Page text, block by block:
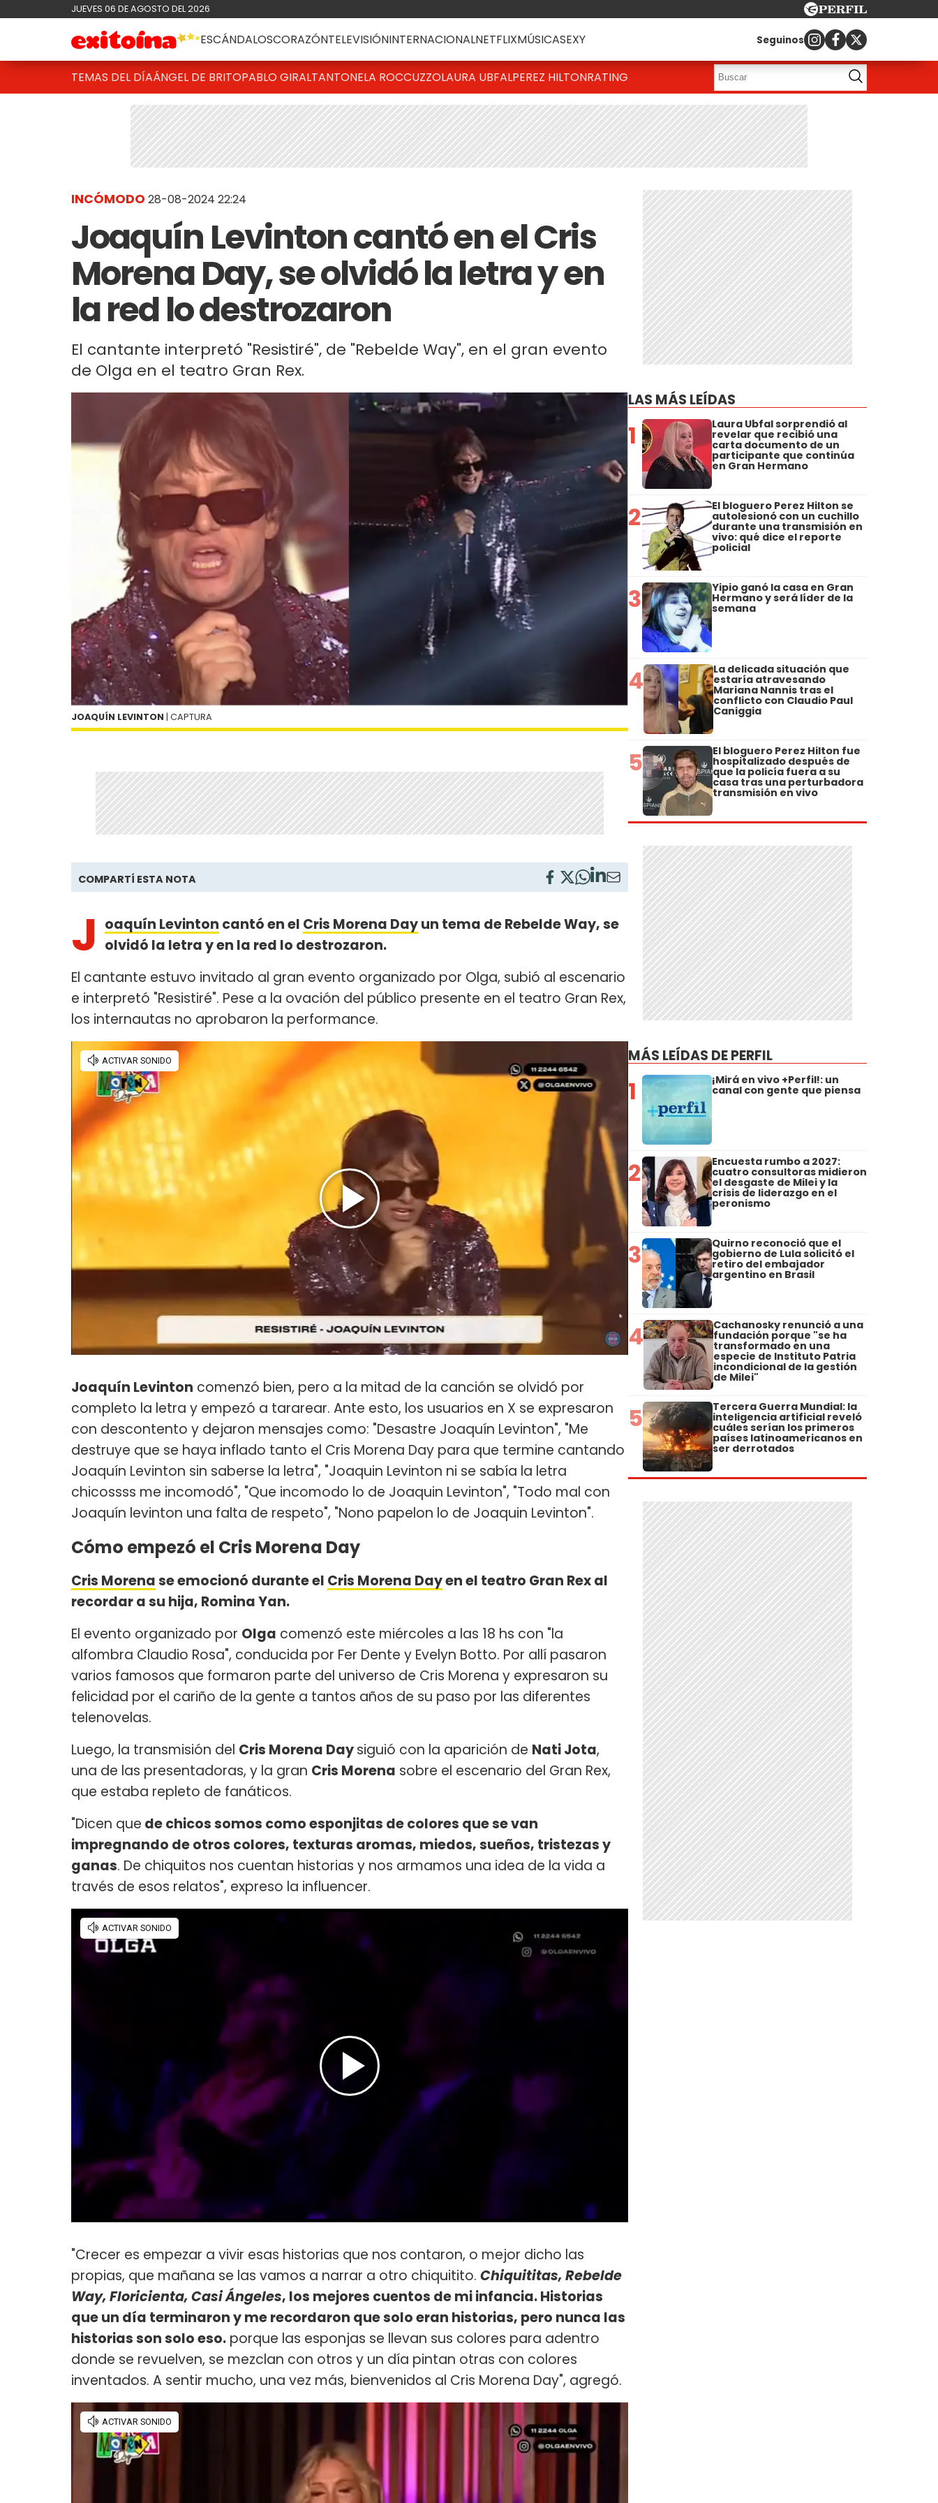
JUEVES 06 DE AGOSTO DEL 2026
ESCÁNDALOSCORAZÓNTELEVISIÓNINTERNACIONALNETFLIXMÚSICASEXY Seguinos
TEMAS DEL DÍAÁNGEL DE BRITOPABLO GIRALTANTONELA ROCCUZZOLAURA UBFALPEREZ HILTONRATING
INCÓMODO 28-08-2024 22:24
Joaquín Levinton cantó en el Cris
Morena Day, se olvidó la letra y en
la red lo destrozaron
El cantante interpretó "Resistiré", de "Rebelde Way", en el gran evento
de Olga en el teatro Gran Rex.
JOAQUÍN LEVINTON | CAPTURA
COMPARTÍ ESTA NOTA
J oaquín Levinton cantó en el Cris Morena Dayun tema de Rebelde Way, se
olvidó la letra y en la red lo destrozaron.
El cantante estuvo invitado al gran evento organizado por Olga, subió al escenario
e interpretó "Resistiré". Pese a la ovación del público presente en el teatro Gran Rex,
los internautas no aprobaron la performance.
Joaquín Levinton comenzó bien, pero a la mitad de la canción se olvidó por
completo la letra y empezó a tararear. Ante esto, los usuarios en X se expresaron
con descontento y dejaron mensajes como: "Desastre Joaquín Levinton", "Me
destruye que se haya inflado tanto el Cris Morena Day para que termine cantando
Joaquín Levinton sin saberse la letra", "Joaquin Levinton ni se sabía la letra
chicossss me incomodó", "Que incomodo lo de Joaquin Levinton", "Todo mal con
Joaquín levinton una falta de respeto", "Nono papelon lo de Joaquin Levinton".
Cómo empezó el Cris Morena Day
Cris Morenase emocionó durante el Cris Morena Dayen el teatro Gran Rex al
recordar a su hija, Romina Yan.
El evento organizado por Olga comenzó este miércoles a las 18 hs con "la
alfombra Claudio Rosa", conducida por Fer Dente y Evelyn Botto. Por allí pasaron
varios famosos que formaron parte del universo de Cris Morena y expresaron su
felicidad por el cariño de la gente a tantos años de su paso por las diferentes
telenovelas.
Luego, la transmisión del Cris Morena Daysiguió con la aparición de Nati Jota,
una de las presentadoras, y la gran Cris Morena sobre el escenario del Gran Rex,
que estaba repleto de fanáticos.
"Dicen que de chicos somos como esponjitas de colores que se van
impregnando de otros colores, texturas aromas, miedos, sueños, tristezas y
ganas. De chiquitos nos cuentan historias y nos armamos una idea de la vida a
través de esos relatos", expreso la influencer.
"Crecer es empezar a vivir esas historias que nos contaron, o mejor dicho las
propias, que mañana se las vamos a narrar a otro chiquitito. Chiquititas, Rebelde
Way, Floricienta, Casi Ángeles, los mejores cuentos de mi infancia. Historias
que un día terminaron y me recordaron que solo eran historias, pero nunca las
historias son solo eso. porque las esponjas se llevan sus colores para adentro
donde se revuelven, se mezclan con otros y un día pintan otras con colores
inventados. A sentir mucho, una vez más, bienvenidos al Cris Morena Day", agregó.
LAS MÁS LEÍDAS
1 Laura Ubfal sorprendió al
revelar que recibió una
carta documento de un
participante que continúa
en Gran Hermano
2 El bloguero Perez Hilton se
autolesionó con un cuchillo
durante una transmisión en
vivo: qué dice el reporte
policial
3 Yipio ganó la casa en Gran
Hermano y será líder de la
semana
4 La delicada situación que
estaría atravesando
Mariana Nannis tras el
conflicto con Claudio Paul
Caniggia
5 El bloguero Perez Hilton fue
hospitalizado después de
que la policía fuera a su
casa tras una perturbadora
transmisión en vivo
MÁS LEÍDAS DE PERFIL
1 ¡Mirá en vivo +Perfil!: un
canal con gente que piensa
2 Encuesta rumbo a 2027:
cuatro consultoras midieron
el desgaste de Milei y la
crisis de liderazgo en el
peronismo
3 Quirno reconoció que el
gobierno de Lula solicitó el
retiro del embajador
argentino en Brasil
4 Cachanosky renunció a una
fundación porque "se ha
transformado en una
especie de Instituto Patria
incondicional de la gestión
de Milei"
5 Tercera Guerra Mundial: la
inteligencia artificial reveló
cuáles serían los primeros
países latinoamericanos en
ser derrotados